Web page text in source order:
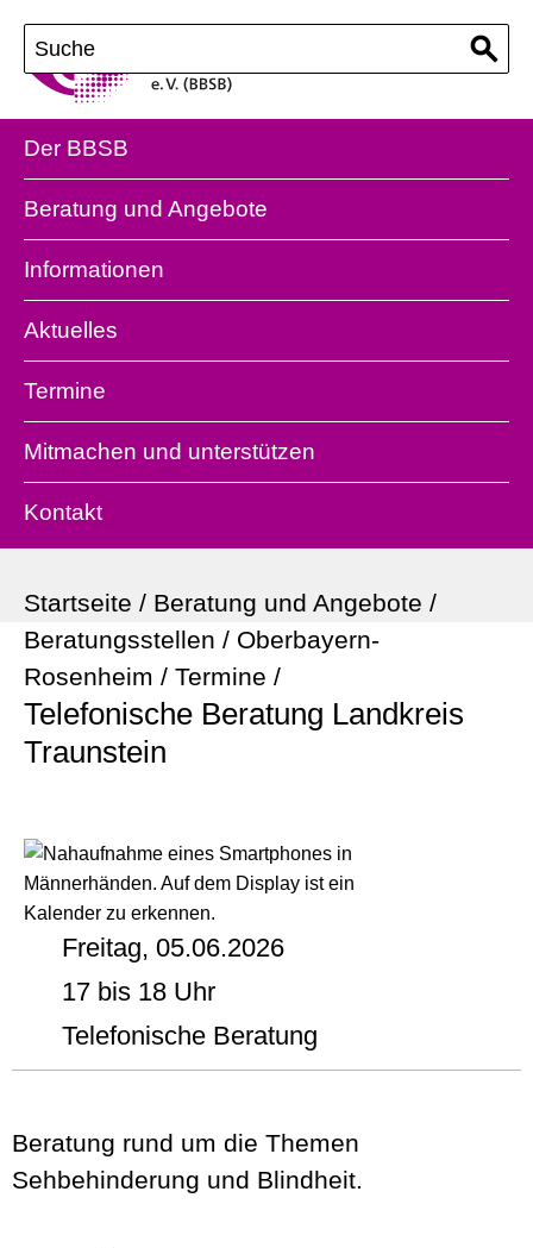
Der BBSB
Beratung und Angebote
Informationen
Aktuelles
Termine
Mitmachen und unterstützen
Kontakt
Startseite / Beratung und Angebote /
Beratungsstellen / Oberbayern-
Rosenheim / Termine /
Telefonische Beratung Landkreis
Traunstein
Freitag, 05.06.2026
17 bis 18 Uhr
Telefonische Beratung
Beratung rund um die Themen
Sehbehinderung und Blindheit.